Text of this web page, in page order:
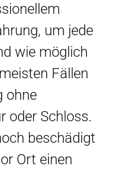
um jede
wie möglich
Fällen
ohne
oder Schloss.
beschädigt
Ort einen